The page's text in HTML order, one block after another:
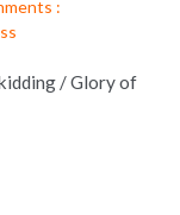
/ Glory of